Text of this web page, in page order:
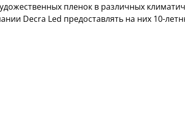
пленок в различных
Decra Led предоставлять на них 10-